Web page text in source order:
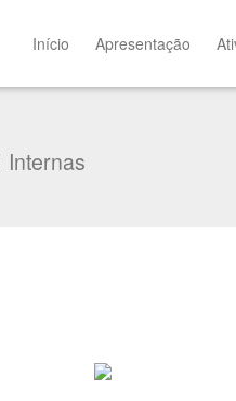
Início Apresentação
Internas